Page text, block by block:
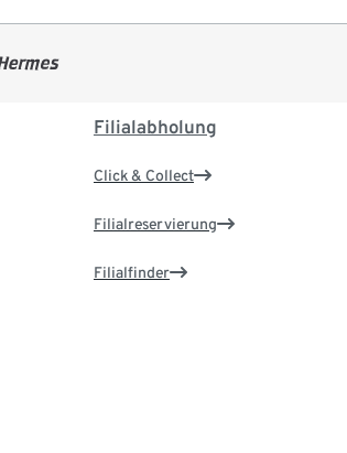
Filialabholung
Click & Collect
Filialreservierung
Filialfinder